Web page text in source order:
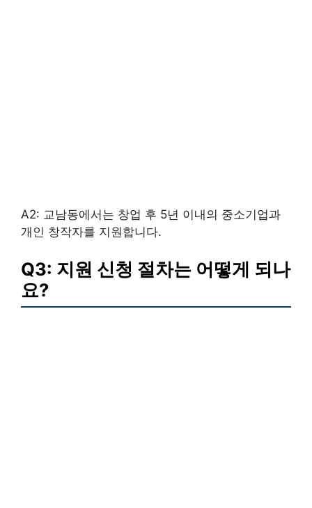
A2: 교남동에서는 창업 후 5년 이내의 중소기업과
개인 창작자를 지원합니다.
Q3: 지원 신청 절차는 어떻게 되나
요?